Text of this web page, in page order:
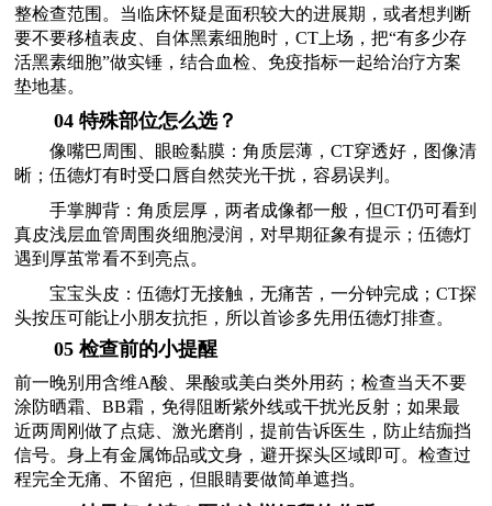
整检查范围。当临床怀疑是面积较大的进展期，或者想判断
要不要移植表皮、自体黑素细胞时，CT上场，把“有多少存
活黑素细胞”做实锤，结合血检、免疫指标一起给治疗方案
垫地基。
04 特殊部位怎么选？
像嘴巴周围、眼睑黏膜：角质层薄，CT穿透好，图像清
晰；伍德灯有时受口唇自然荧光干扰，容易误判。
手掌脚背：角质层厚，两者成像都一般，但CT仍可看到
真皮浅层血管周围炎细胞浸润，对早期征象有提示；伍德灯
遇到厚茧常看不到亮点。
宝宝头皮：伍德灯无接触，无痛苦，一分钟完成；CT探
头按压可能让小朋友抗拒，所以首诊多先用伍德灯排查。
05 检查前的小提醒
前一晚别用含维A酸、果酸或美白类外用药；检查当天不要
涂防晒霜、BB霜，免得阻断紫外线或干扰光反射；如果最
近两周刚做了点痣、激光磨削，提前告诉医生，防止结痂挡
信号。身上有金属饰品或文身，避开探头区域即可。检查过
程完全无痛、不留疤，但眼睛要做简单遮挡。